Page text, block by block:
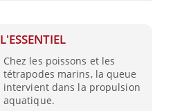
L'ESSENTIEL
Chez les poissons et les
tétrapodes marins, la queue
intervient dans la propulsion
aquatique.